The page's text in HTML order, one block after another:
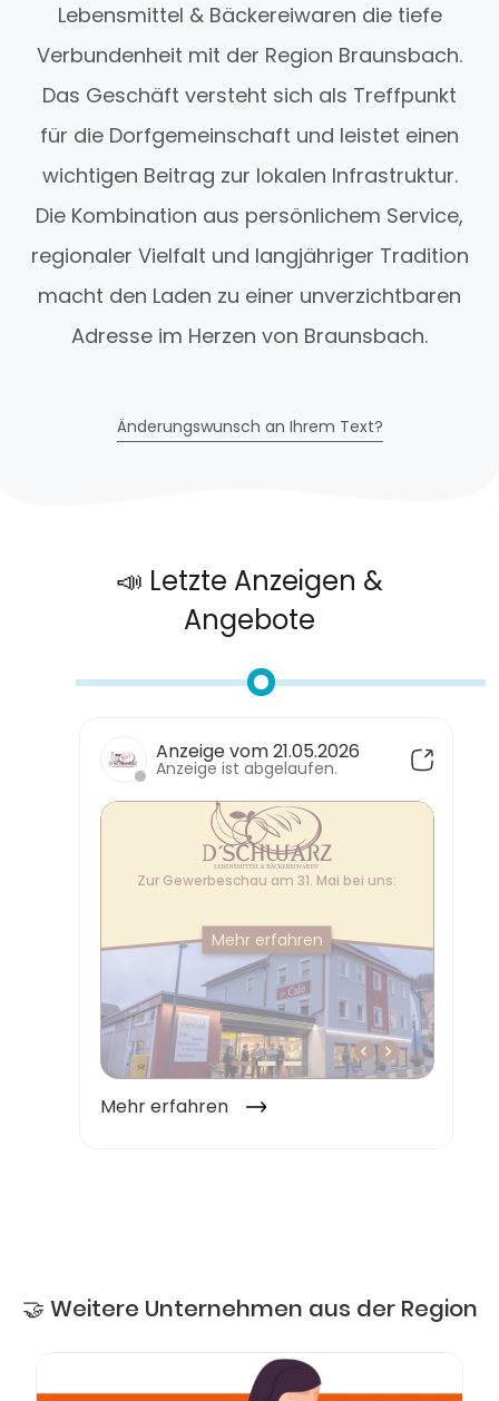
Lebensmittel & Bäckereiwaren die tiefe
Verbundenheit mit der Region Braunsbach.
Das Geschäft versteht sich als Treffpunkt
für die Dorfgemeinschaft und leistet einen
wichtigen Beitrag zur lokalen Infrastruktur.
Die Kombination aus persönlichem Service,
regionaler Vielfalt und langjähriger Tradition
macht den Laden zu einer unverzichtbaren
Adresse im Herzen von Braunsbach.
Änderungswunsch an Ihrem Text?
🤝 Weitere Unternehmen aus der Region